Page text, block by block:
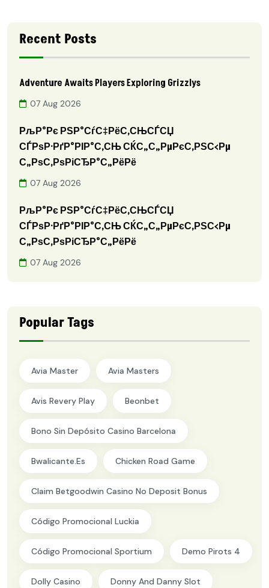
Recent Posts
Adventure Awaits Players Exploring Grizzlys
07 Aug 2026
РљР°Рє РЅР°СѓС‡РёС‚СЊСЃСЏ
СЃРѕР·РґР°РІР°С‚СЊ СЌС„С„РµРєС‚РЅС‹Рµ
С„РѕС‚РѕРіСЂР°С„РёРё
07 Aug 2026
РљР°Рє РЅР°СѓС‡РёС‚СЊСЃСЏ
СЃРѕР·РґР°РІР°С‚СЊ СЌС„С„РµРєС‚РЅС‹Рµ
С„РѕС‚РѕРіСЂР°С„РёРё
07 Aug 2026
Popular Tags
Avia Master Avia Masters
Avis Revery Play Beonbet
Bono Sin Depósito Casino Barcelona
Bwalicante.es Chicken Road Game
Claim Betgoodwin Casino No Deposit Bonus
Código Promocional Luckia
Código Promocional Sportium Demo Pirots 4
Dolly Casino Donny And Danny Slot